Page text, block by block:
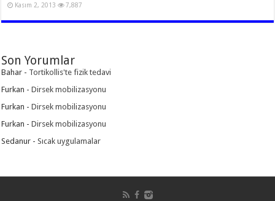
Kasım 2, 2013 7,887
Son Yorumlar
Bahar - Tortikollis'te fizik tedavi
Furkan -Dirsek mobilizasyonu
Furkan -Dirsek mobilizasyonu
Furkan -Dirsek mobilizasyonu
Sedanur -Sıcak uygulamalar